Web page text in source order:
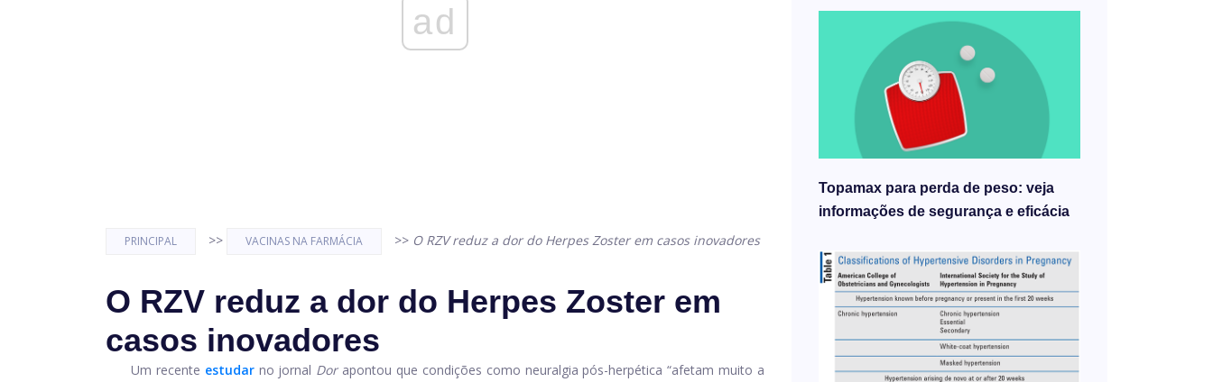
ad
PRINCIPAL >> VACINAS NA FARMÁCIA >> O RZV reduz a dor do Herpes Zoster em casos inovadores
O RZV reduz a dor do Herpes Zoster em
casos inovadores
Um recente estudar no jornal Dorapontou que condições como neuralgia pós-herpética “afetam muito a
Topamax para perda de peso: veja
informações de segurança e eficácia